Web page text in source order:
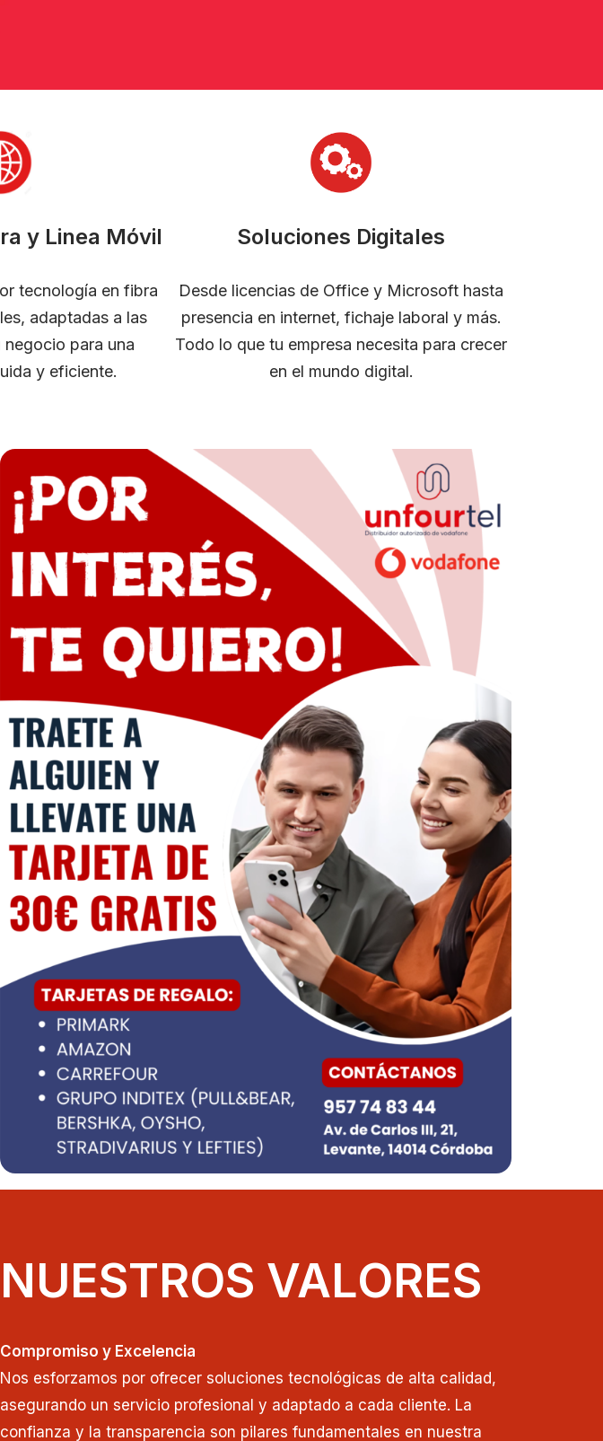
y Linea Móvil
tecnología en fibra
adaptadas a las
para una
y eficiente.
Soluciones Digitales
Desde licencias de Office y Microsoft hasta
presencia en internet, fichaje laboral y más.
Todo lo que tu empresa necesita para crecer
en el mundo digital.
NUESTROS VALORES
Compromiso y Excelencia
Nos esforzamos por ofrecer soluciones tecnológicas de alta calidad,
asegurando un servicio profesional y adaptado a cada cliente. La
confianza y la transparencia son pilares fundamentales en nuestra